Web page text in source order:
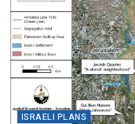
ISRAELI PLANS